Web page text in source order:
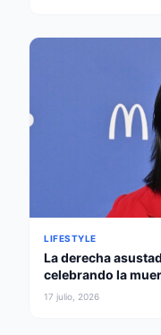
LIFESTYLE
La derecha
celebrando la
17 julio, 2026